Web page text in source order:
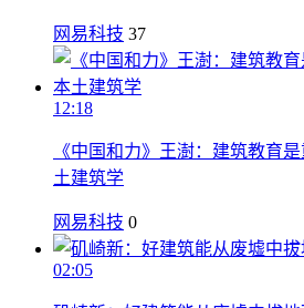
网易科技 37
12:18
《中国和力》王澍：建筑教育
土建筑学
网易科技 0
02:05